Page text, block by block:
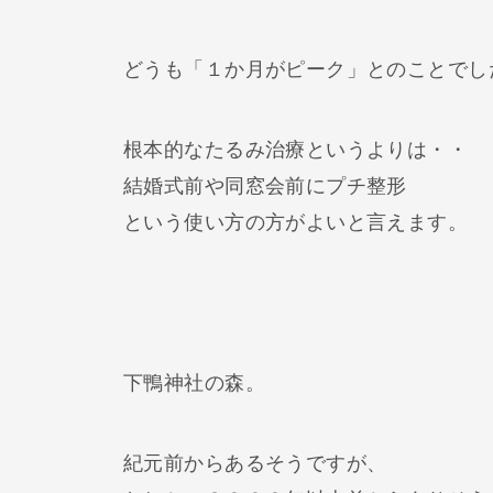
どうも「１か月がピーク」とのことで
根本的なたるみ治療というよりは・・
結婚式前や同窓会前にプチ整形
という使い方の方がよいと言えます。
下鴨神社の森。
紀元前からあるそうですが、